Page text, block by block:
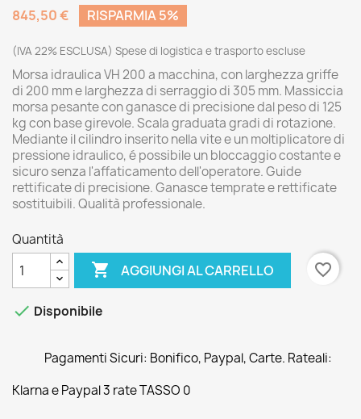
845,50 €
RISPARMIA 5%
(IVA 22% ESCLUSA) Spese di logistica e trasporto escluse
Morsa idraulica VH 200 a macchina, con larghezza griffe
di 200 mm e larghezza di serraggio di 305 mm. Massiccia
morsa pesante con ganasce di precisione dal peso di 125
kg con base girevole. Scala graduata gradi di rotazione.
Mediante il cilindro inserito nella vite e un moltiplicatore di
pressione idraulico, é possibile un bloccaggio costante e
sicuro senza l'affaticamento dell'operatore. Guide
rettificate di precisione. Ganasce temprate e rettificate
sostituibili. Qualità professionale.
Quantità
 AGGIUNGI AL CARRELLO favorite_border
 Disponibile
Pagamenti Sicuri: Bonifico, Paypal, Carte. Rateali:
Klarna e Paypal 3 rate TASSO 0